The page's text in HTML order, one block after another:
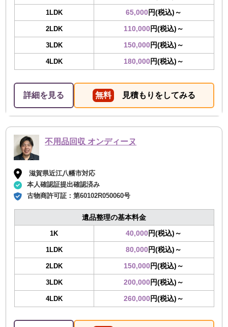
1LDK 65,000円(税込)～
2LDK 110,000円(税込)～
3LDK 150,000円(税込)～
4LDK 180,000円(税込)～
詳細を見る 無料 見積もりをしてみる
不用品回収 オンディーヌ
滋賀県近江八幡市対応
本人確認証提出確認済み
古物商許可証：第60102R050060号
遺品整理の基本料金
1K 40,000円(税込)～
1LDK 80,000円(税込)～
2LDK 150,000円(税込)～
3LDK 200,000円(税込)～
4LDK 260,000円(税込)～